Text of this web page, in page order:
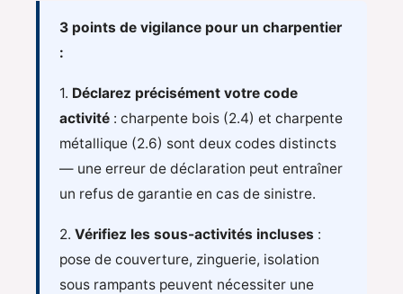
3 points de vigilance pour un charpentier
:
1. Déclarez précisément votre code
activité: charpente bois (2.4) et charpente
métallique (2.6) sont deux codes distincts
— une erreur de déclaration peut entraîner
un refus de garantie en cas de sinistre.
2. Vérifiez les sous-activités incluses :
pose de couverture, zinguerie, isolation
sous rampants peuvent nécessiter une